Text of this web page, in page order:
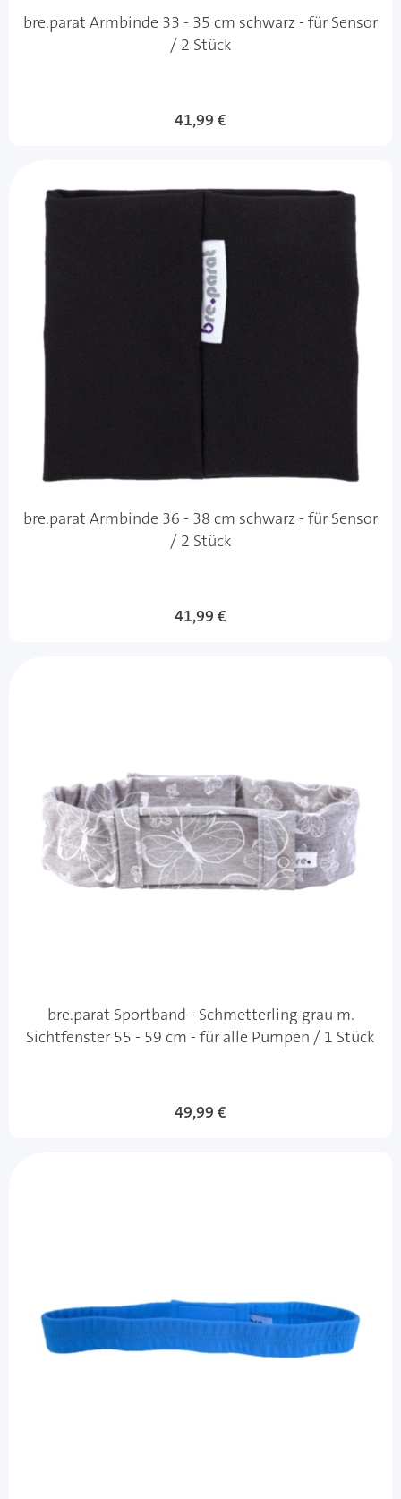
bre.parat Armbinde 33 - 35 cm schwarz - für Sensor
/ 2 Stück
41,99 €
bre.parat Armbinde 36 - 38 cm schwarz - für Sensor
/ 2 Stück
41,99 €
bre.parat Sportband - Schmetterling grau m.
Sichtfenster 55 - 59 cm - für alle Pumpen / 1 Stück
49,99 €